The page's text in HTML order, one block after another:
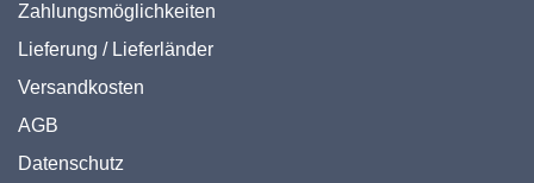
Zahlungsmöglichkeiten
Lieferung / Lieferländer
Versandkosten
AGB
Datenschutz